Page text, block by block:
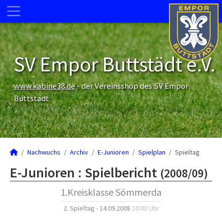
SV Empor Buttstädt e.V.
www.kabine38.de- der Vereinsshop des SV Empor
Buttstädt
Nachwuchs Archiv E-Junioren Spielplan Spieltag
E-Junioren : Spielbericht (2008/09)
1.Kreisklasse Sömmerda
2. Spieltag - 14.09.2008 10:00 Uhr